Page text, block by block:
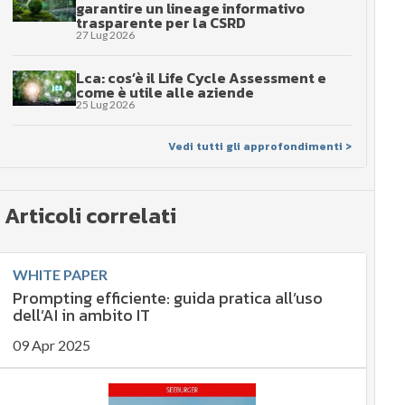
garantire un lineage informativo
trasparente per la CSRD
27 Lug 2026
Lca: cos’è il Life Cycle Assessment e
come è utile alle aziende
25 Lug 2026
Vedi tutti gli approfondimenti >
Articoli correlati
WHITE PAPER
Prompting efficiente: guida pratica all’uso
dell’AI in ambito IT
09 Apr 2025